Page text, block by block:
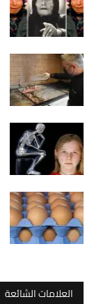
العلامات الشائعة